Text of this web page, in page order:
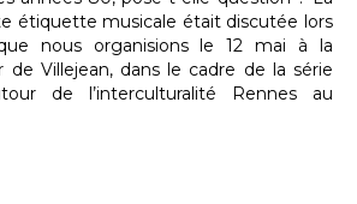
étiquette musicale était discutée lors
nous organisions le 12 mai à la
de Villejean, dans le cadre de la série
de l’interculturalité Rennes au